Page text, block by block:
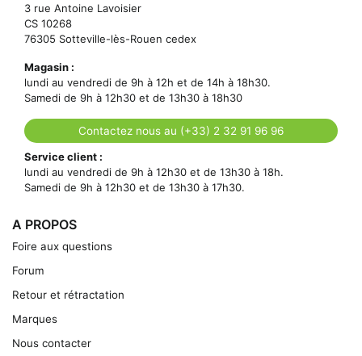
3 rue Antoine Lavoisier
CS 10268
76305 Sotteville-lès-Rouen cedex
Magasin :
lundi au vendredi de 9h à 12h et de 14h à 18h30.
Samedi de 9h à 12h30 et de 13h30 à 18h30
Contactez nous au (+33) 2 32 91 96 96
Service client :
lundi au vendredi de 9h à 12h30 et de 13h30 à 18h.
Samedi de 9h à 12h30 et de 13h30 à 17h30.
A PROPOS
Foire aux questions
Forum
Retour et rétractation
Marques
Nous contacter